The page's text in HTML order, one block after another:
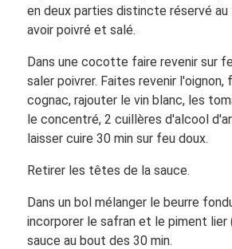
en deux parties distincte réservé au
avoir poivré et salé.
Dans une cocotte faire revenir sur
saler poivrer. Faites revenir l'oignon,
cognac, rajouter le vin blanc, les
le concentré, 2 cuillères d'alcool
laisser cuire 30 min sur feu doux.
Retirer les têtes de la sauce.
Dans un bol mélanger le beurre
incorporer le safran et le piment lier
sauce au bout des 30 min.